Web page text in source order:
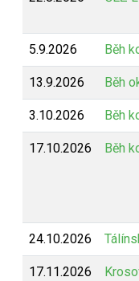
5.9.2026 Běh
13.9.2026 Běh
3.10.2026 Běh
17.10.2026 Běh
24.10.2026
17.11.2026